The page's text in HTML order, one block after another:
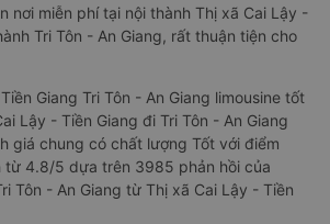
nơi miễn phí tại nội thành Thị xã Cai Lậy -
Tri Tôn - An Giang, rất thuận tiện cho
Giang Tri Tôn - An Giang limousine tốt
Lậy - Tiền Giang đi Tri Tôn - An Giang
giá chung có chất lượng Tốt với điểm
từ 4.8/5 dựa trên 3985 phản hồi của
Tôn - An Giang từ Thị xã Cai Lậy - Tiền